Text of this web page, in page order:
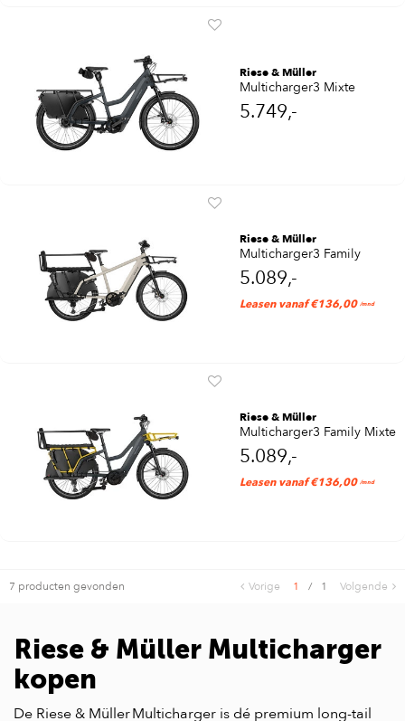
Riese & Müller
Multicharger3 Mixte
5.749,-
Riese & Müller
Multicharger3 Family
5.089,-
Leasen vanaf €136,00 /mnd
Riese & Müller
Multicharger3 Family Mixte
5.089,-
Leasen vanaf €136,00 /mnd
7 producten gevonden Vorige 1 / 1 Volgende
Riese & Müller Multicharger
kopen
De Riese & Müller Multicharger is dé premium long-tail